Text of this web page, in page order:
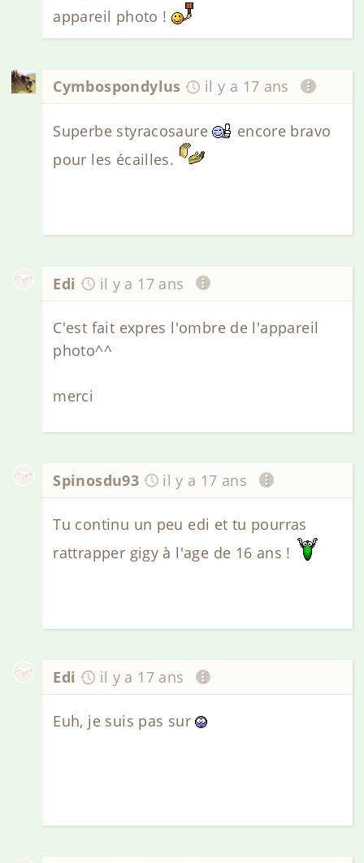
appareil photo !
Cymbospondylus il y a 17 ans
Superbe styracosaure
encore bravo
pour les écailles.
Edi il y a 17 ans
C'est fait expres l'ombre de l'appareil
photo^^
merci
Spinosdu93 il y a 17 ans
Tu continu un peu edi et tu pourras
rattrapper gigy à l'age de 16 ans !
Edi il y a 17 ans
Euh, je suis pas sur